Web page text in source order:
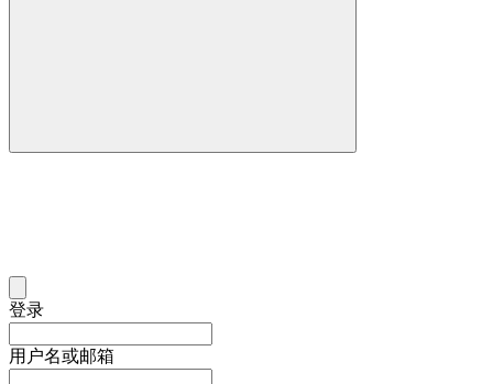
登录
用户名或邮箱